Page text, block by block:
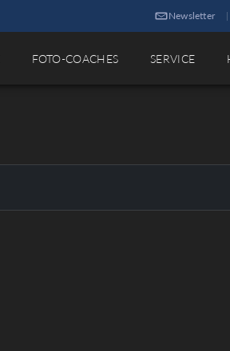
Newsletter |
FOTO-COACHES SERVICE